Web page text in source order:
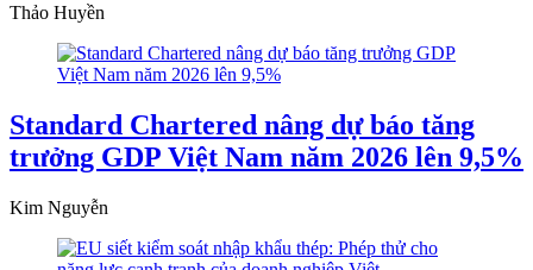
Thảo Huyền
Standard Chartered nâng dự báo tăng
trưởng GDP Việt Nam năm 2026 lên 9,5%
Kim Nguyễn